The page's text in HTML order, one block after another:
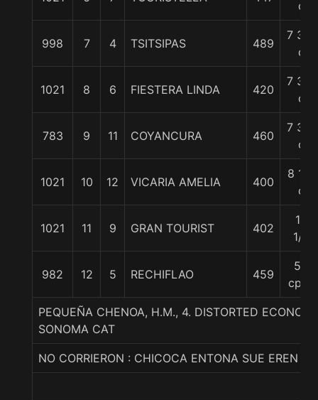
c
998 7 4 TSITSIPAS 489
7 3/4
c
1021 8 6 FIESTERA LINDA 420
7 3/4
c
783 9 11 COYANCURA 460
7 3/4
c
1021 10 12 VICARIA AMELIA 400
8 1/2
c
1021 11 9 GRAN TOURIST 402
10
1/2
982 12 5 RECHIFLAO 459
50
cpos
PEQUEÑA CHENOA, H.M., 4. DISTORTED
SONOMA CAT
NO CORRIERON : CHICOCA ENTONA SUE EREN